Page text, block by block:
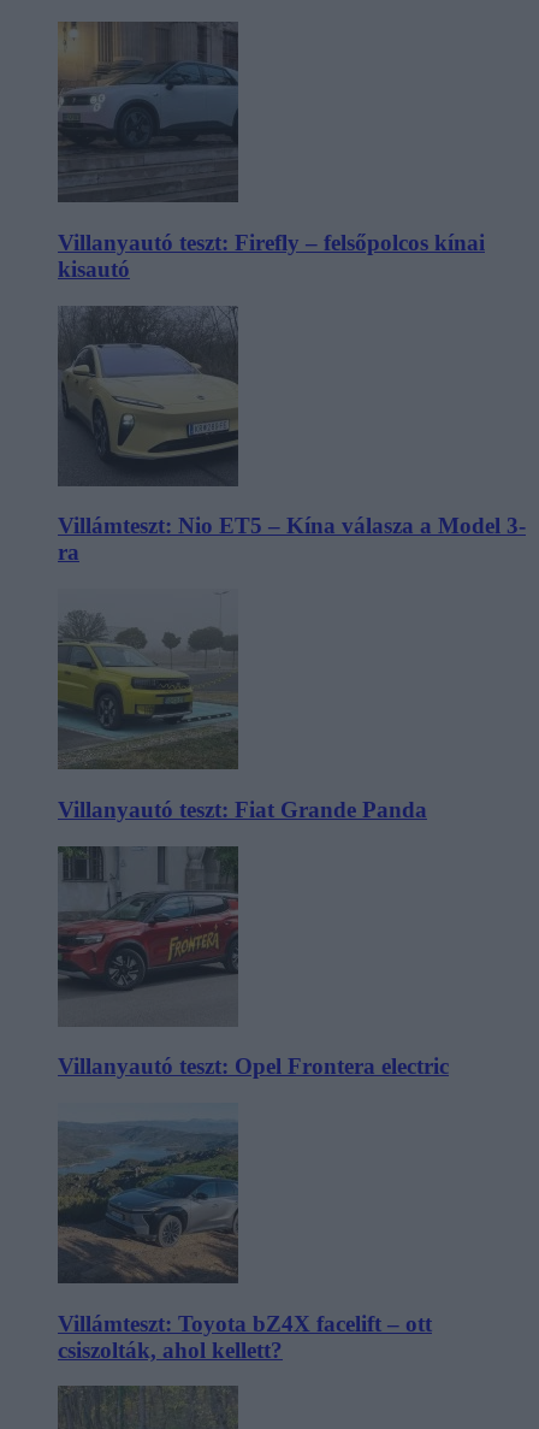
Villanyautó teszt: Firefly – felsőpolcos kínai
kisautó
Villámteszt: Nio ET5 – Kína válasza a Model 3-
ra
Villanyautó teszt: Fiat Grande Panda
Villanyautó teszt: Opel Frontera electric
Villámteszt: Toyota bZ4X facelift – ott
csiszolták, ahol kellett?